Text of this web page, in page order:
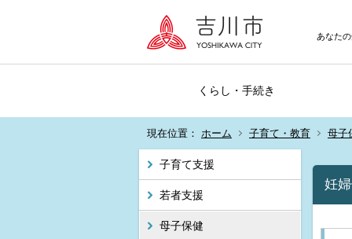
あなた
くらし・手続き
現在位置： ホーム 子育て・教育 母子
子育て支援
若者支援
母子保健
妊